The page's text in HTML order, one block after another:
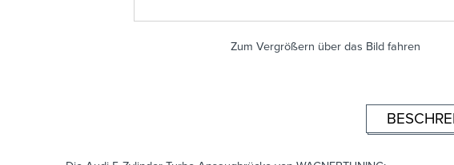
Zum Vergrößern über das Bild fahren